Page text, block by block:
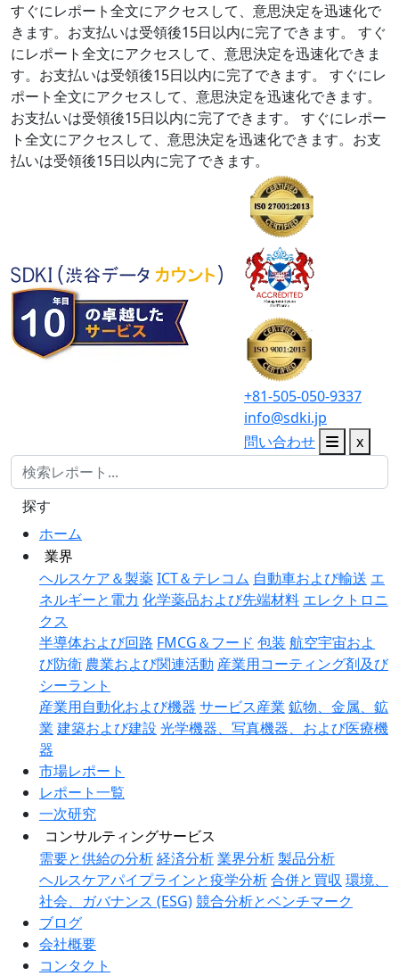
すぐにレポート全文にアクセスして、意思決定を迅速化で
きます。お支払いは受領後15日以内に完了できます。
すぐ
にレポート全文にアクセスして、意思決定を迅速化できま
す。お支払いは受領後15日以内に完了できます。
すぐにレ
ポート全文にアクセスして、意思決定を迅速化できます。
お支払いは受領後15日以内に完了できます。
すぐにレポー
ト全文にアクセスして、意思決定を迅速化できます。お支
払いは受領後15日以内に完了できます。
+81-505-050-9337
info@sdki.jp
問い合わせ
x
ホーム
業界
ヘルスケア＆製薬ICT＆テレコム 自動車および輸送 エ
ネルギーと電力 化学薬品および先端材料 エレクトロニ
クス
半導体および回路 FMCG＆フード 包装 航空宇宙およ
び防衛 農業および関連活動 産業用コーティング剤及び
シーラント
産業用自動化および機器 サービス産業 鉱物、金属、鉱
業 建築および建設 光学機器、写真機器、および医療機
器
市場レポート
レポート一覧
一次研究
コンサルティングサービス
需要と供給の分析経済分析業界分析製品分析
ヘルスケアパイプラインと疫学分析合併と買収 環境、
社会、ガバナンス (ESG)競合分析とベンチマーク
ブログ
会社概要
コンタクト
探す